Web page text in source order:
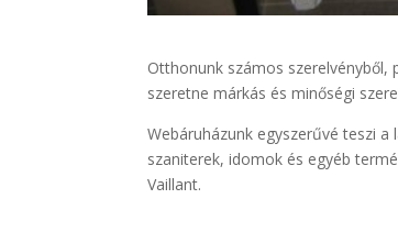
Otthonunk számos szerelvényből,
szeretne márkás és minőségi
Webáruházunk egyszerűvé teszi a
szaniterek, idomok és egyéb
Vaillant.